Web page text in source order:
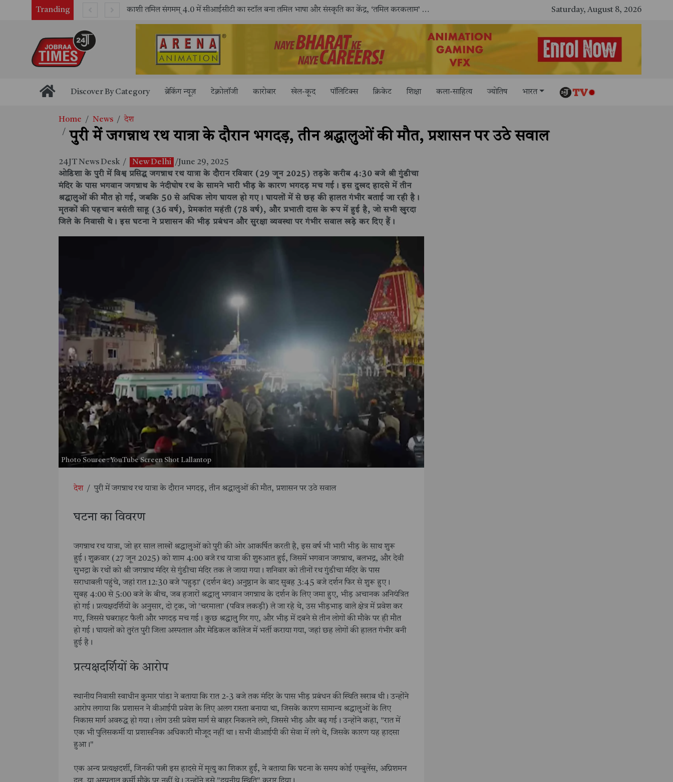
Tranding काशी तमिल संगमम् 4.0 में सीआईसीटी का स्टॉल बना तमिल भाषा और संस्कृति का केंद्र, ‘तमिल करकलाम’ से सीखना हुआ सरल Saturday, August 8, 2026
Discover By Category ब्रेकिंग न्यूज़ टेक्नोलॉजी कारोबार खेल-कूद पॉलिटिक्स क्रिकेट शिक्षा कला-साहित्य ज्योतिष भारत
Home News देश
पुरी में जगन्नाथ रथ यात्रा के दौरान भगदड़, तीन श्रद्धालुओं की मौत, प्रशासन पर उठे सवाल
24JT News Desk / New Delhi /June 29, 2025
ओडिशा के पुरी में विश्व प्रसिद्ध जगन्नाथ रथ यात्रा के दौरान रविवार (29 जून 2025) तड़के करीब 4:30 बजे श्री गुंडीचा
मंदिर के पास भगवान जगन्नाथ के नंदीघोष रथ के सामने भारी भीड़ के कारण भगदड़ मच गई। इस दुखद हादसे में तीन
श्रद्धालुओं की मौत हो गई, जबकि 50 से अधिक लोग घायल हो गए। घायलों में से छह की हालत गंभीर बताई जा रही है।
मृतकों की पहचान बसंती साहू (36 वर्ष), प्रेमकांत महंती (78 वर्ष), और प्रभाती दास के रूप में हुई है, जो सभी खुरदा
जिले के निवासी थे। इस घटना ने प्रशासन की भीड़ प्रबंधन और सुरक्षा व्यवस्था पर गंभीर सवाल खड़े कर दिए हैं।
Photo Source : YouTube Screen Shot Lallantop
देश / पुरी में जगन्नाथ रथ यात्रा के दौरान भगदड़, तीन श्रद्धालुओं की मौत, प्रशासन पर उठे सवाल
घटना का विवरण
जगन्नाथ रथ यात्रा, जो हर साल लाखों श्रद्धालुओं को पुरी की ओर आकर्षित करती है, इस वर्ष भी भारी भीड़ के साथ शुरू
हुई। शुक्रवार (27 जून 2025) को शाम 4:00 बजे रथ यात्रा की शुरुआत हुई, जिसमें भगवान जगन्नाथ, बलभद्र, और देवी
सुभद्रा के रथों को श्री जगन्नाथ मंदिर से गुंडीचा मंदिर तक ले जाया गया। शनिवार को तीनों रथ गुंडीचा मंदिर के पास
सराधाबली पहुंचे, जहां रात 12:30 बजे 'पहुड़ा' (दर्शन बंद) अनुष्ठान के बाद सुबह 3:45 बजे दर्शन फिर से शुरू हुए।
सुबह 4:00 से 5:00 बजे के बीच, जब हजारों श्रद्धालु भगवान जगन्नाथ के दर्शन के लिए जमा हुए, भीड़ अचानक अनियंत्रित
हो गई। प्रत्यक्षदर्शियों के अनुसार, दो ट्रक, जो 'चरमाला' (पवित्र लकड़ी) ले जा रहे थे, उस भीड़भाड़ वाले क्षेत्र में प्रवेश कर
गए, जिससे घबराहट फैली और भगदड़ मच गई। कुछ श्रद्धालु गिर गए, और भीड़ में दबने से तीन लोगों की मौके पर ही मौत
हो गई। घायलों को तुरंत पुरी जिला अस्पताल और मेडिकल कॉलेज में भर्ती कराया गया, जहां छह लोगों की हालत गंभीर बनी
हुई है।
प्रत्यक्षदर्शियों के आरोप
स्थानीय निवासी स्वाधीन कुमार पांडा ने बताया कि रात 2-3 बजे तक मंदिर के पास भीड़ प्रबंधन की स्थिति खराब थी। उन्होंने
आरोप लगाया कि प्रशासन ने वीआईपी प्रवेश के लिए अलग रास्ता बनाया था, जिसके कारण सामान्य श्रद्धालुओं के लिए
निकास मार्ग अवरुद्ध हो गया। लोग उसी प्रवेश मार्ग से बाहर निकलने लगे, जिससे भीड़ और बढ़ गई। उन्होंने कहा, "रात में
एक भी पुलिसकर्मी या प्रशासनिक अधिकारी मौजूद नहीं था। सभी वीआईपी की सेवा में लगे थे, जिसके कारण यह हादसा
हुआ।"
एक अन्य प्रत्यक्षदर्शी, जिनकी पत्नी इस हादसे में मृत्यु का शिकार हुईं, ने बताया कि घटना के समय कोई एम्बुलेंस, अग्निशमन